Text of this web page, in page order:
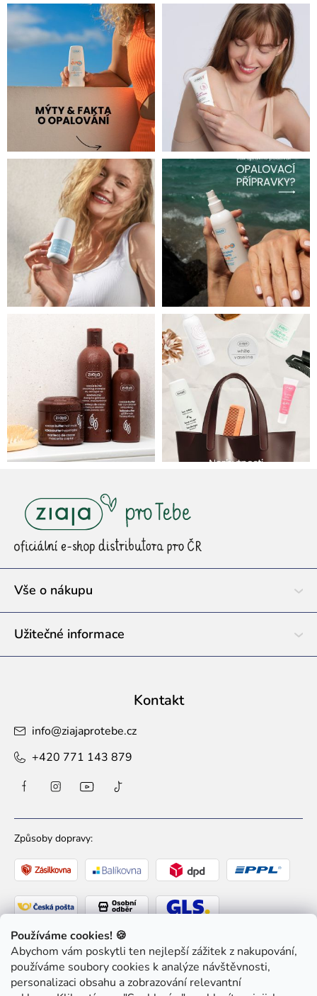
Používáme cookies! 🍪
Abychom vám poskytli ten nejlepší zážitek z nakupování,
používáme soubory cookies k analýze návštěvnosti,
personalizaci obsahu a zobrazování relevantní
t
Vše o nákupu
Užitečné informace
Kontakt
info@ziajaprotebe.cz
+420 771 143 879
Způsoby dopravy:
Způsoby platby: